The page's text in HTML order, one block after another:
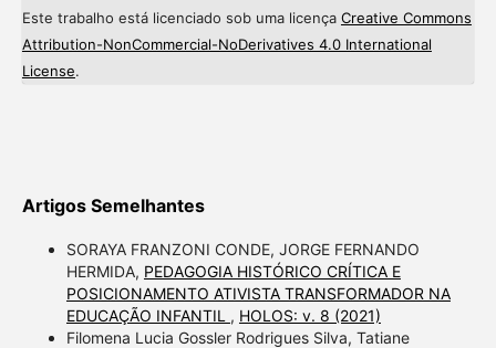
Este trabalho está licenciado sob uma licença Creative Commons
Attribution-NonCommercial-NoDerivatives 4.0 International
License.
Artigos Semelhantes
SORAYA FRANZONI CONDE, JORGE FERNANDO
HERMIDA, PEDAGOGIA HISTÓRICO CRÍTICA E
POSICIONAMENTO ATIVISTA TRANSFORMADOR NA
EDUCAÇÃO INFANTIL , HOLOS: v. 8 (2021)
Filomena Lucia Gossler Rodrigues Silva, Tatiane